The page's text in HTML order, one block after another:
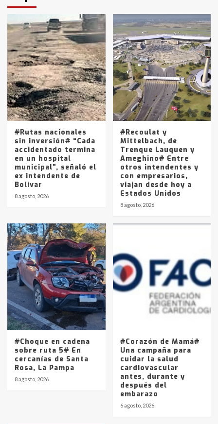
3
en la mañana del lunes
4
Accidente en Ruta 5: falleció un
joven de Trenque Lauquen
Los precios de los combustibles en
La Pampa, desde YPF hasta Axion
entre 857 a 1338 pesos
#Rutas nacionales
sin inversión# “Cada
accidentado termina
en un hospital
municipal”, señaló el
ex intendente de
Bolívar
8 agosto, 2026
#Recoulat y
Mittelbach, de
Trenque Lauquen y
Ameghino# Entre
otros intendentes y
con empresarios,
viajan desde hoy a
Estados Unidos
8 agosto, 2026
#Choque en cadena
sobre ruta 5# En
cercanías de Santa
Rosa, La Pampa
8 agosto, 2026
#Corazón de Mamá#
Una campaña para
cuidar la salud
cardiovascular
antes, durante y
después del
embarazo
6 agosto, 2026